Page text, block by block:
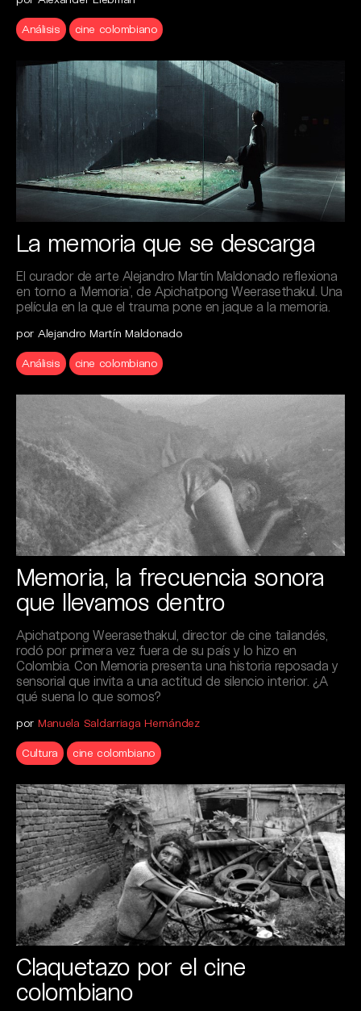
Análisis cine colombiano
La memoria que se descarga
El curador de arte Alejandro Martín Maldonado reflexiona
en torno a ‘Memoria’, de Apichatpong Weerasethakul. Una
película en la que el trauma pone en jaque a la memoria.
por Alejandro Martín Maldonado
Análisis cine colombiano
Memoria, la frecuencia sonora
que llevamos dentro
Apichatpong Weerasethakul, director de cine tailandés,
rodó por primera vez fuera de su país y lo hizo en
Colombia. Con Memoria presenta una historia reposada y
sensorial que invita a una actitud de silencio interior. ¿A
qué suena lo que somos?
por Manuela Saldarriaga Hernández
Cultura cine colombiano
Claquetazo por el cine
colombiano